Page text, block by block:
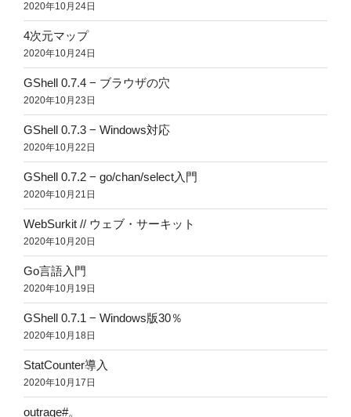
2020年10月24日
4次元マップ
2020年10月24日
GShell 0.7.4 − ブラウザの穴
2020年10月23日
GShell 0.7.3 − Windows対応
2020年10月22日
GShell 0.7.2 − go/chan/select入門
2020年10月21日
WebSurkit // ウェブ・サーキット
2020年10月20日
Go言語入門
2020年10月19日
GShell 0.7.1 − Windows版30％
2020年10月18日
StatCounter導入
2020年10月17日
outrage#。